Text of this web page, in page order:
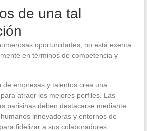
de una tal
oportunidades, no está exenta
en términos de competencia y
de empresas y talentos crea una
atraer los mejores perfiles. Las
parisinas deben destacarse mediante
innovadoras y entornos de
fidelizar a sus colaboradores.